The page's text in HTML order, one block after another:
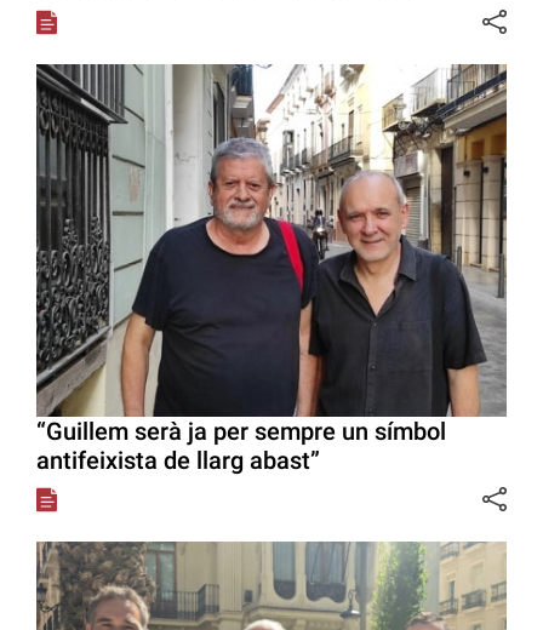
“Guillem serà ja per sempre un símbol
antifeixista de llarg abast”